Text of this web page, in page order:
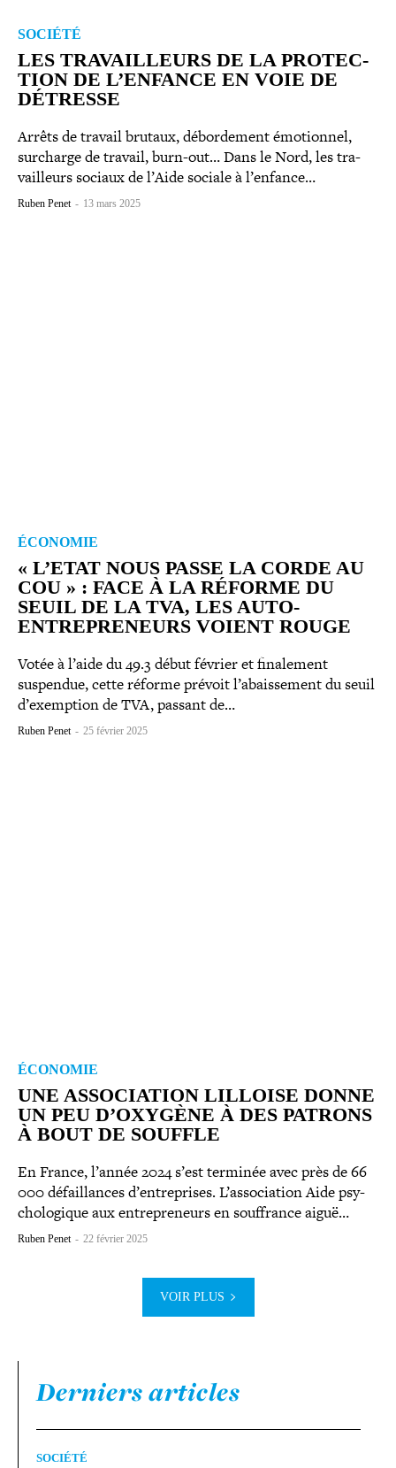
SOCIÉTÉ
LES TRA­VAILLEURS DE LA PRO­TEC­
TION DE L’ENFANCE EN VOIE DE
DÉTRESSE
Arrêts de travail brutaux, débor­de­ment émo­tion­nel,
surcharge de travail, burn-​out… Dans le Nord, les tra­
vailleurs sociaux de l’Aide sociale à l’enfance…
Ruben Penet - 13 mars 2025
ÉCONOMIE
« L’ETAT NOUS PASSE LA CORDE AU
COU » : FACE À LA RÉFORME DU
SEUIL DE LA TVA, LES AUTO-​
ENTREPRENEURS VOIENT ROUGE
Votée à l’aide du 49.3 début février et fina­le­ment
suspendue, cette réforme prévoit l’abaissement du seuil
d’exemption de TVA, passant de…
Ruben Penet - 25 février 2025
ÉCONOMIE
UNE ASSO­CIA­TION LILLOISE DONNE
UN PEU D’OXYGÈNE À DES PATRONS
À BOUT DE SOUFFLE
En France, l’année 2024 s’est terminée avec près de 66
000 défaillances d’en­tre­prises. L’association Aide psy­
cho­lo­gique aux entre­pre­neurs en souf­france aiguë…
Ruben Penet - 22 février 2025
VOIR PLUS
Derniers articles
SOCIÉTÉ